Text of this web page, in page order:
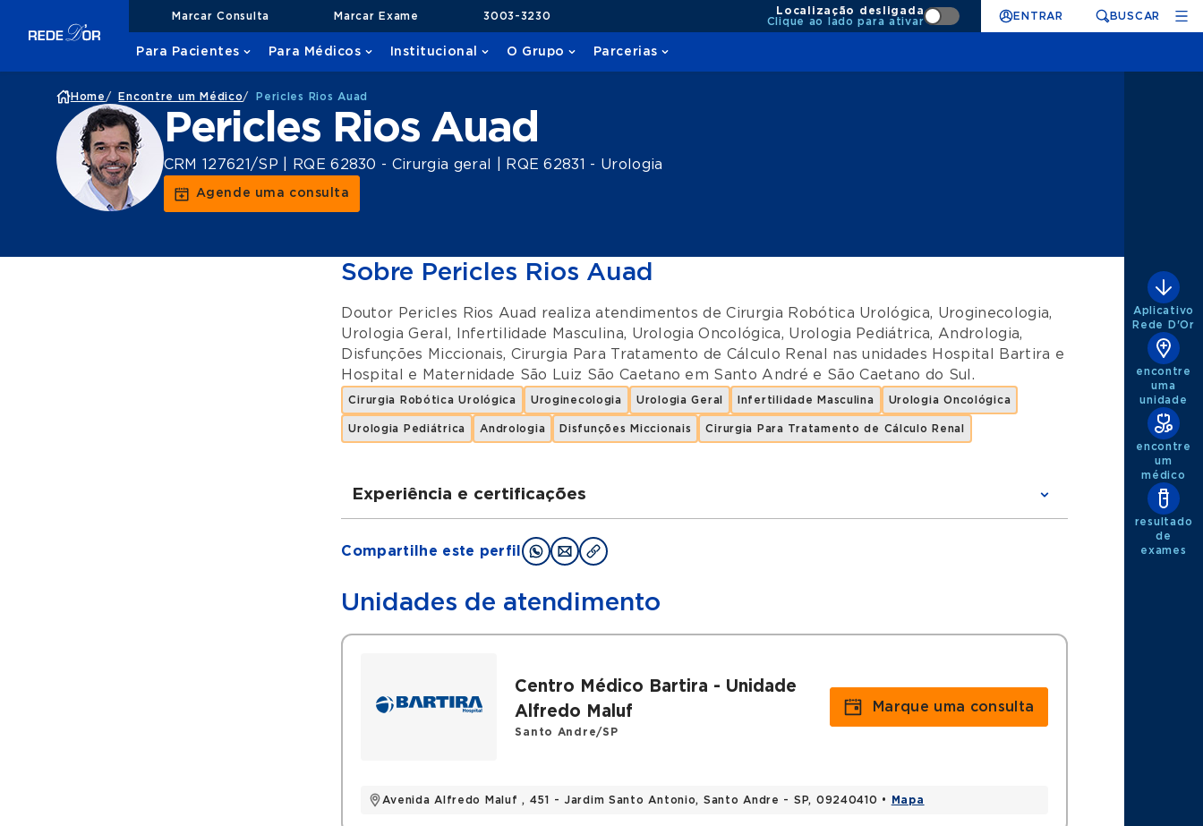
Marcar Consulta Marcar Exame 3003-3230
Localização desligada
Clique ao lado para ativar
ENTRAR BUSCAR
Para Pacientes Para Médicos Institucional O Grupo Parcerias
Home / Encontre um Médico/ Pericles Rios Auad
Pericles Rios Auad
CRM 127621/SP | RQE 62830 - Cirurgia geral | RQE 62831 - Urologia
Agende uma consulta
Sobre Pericles Rios Auad
Doutor Pericles Rios Auad realiza atendimentos deCirurgia Robótica Urológica, Uroginecologia,
Urologia Geral , Infertilidade Masculina, Urologia Oncológica, Urologia Pediátrica, Andrologia,
Disfunções Miccionais, Cirurgia Para Tratamento de Cálculo Renal nas unidades Hospital Bartira e
Hospital e Maternidade São Luiz São Caetano em Santo André e São Caetano do Sul .
Cirurgia Robótica Urológica Uroginecologia Urologia Geral Infertilidade Masculina Urologia Oncológica
Urologia Pediátrica Andrologia Disfunções Miccionais Cirurgia Para Tratamento de Cálculo Renal
Experiência e certificações
Graduações
Urologista adjunto do Instituto do câncer Dr. Arnaldo Vieira de Carvalho (ICAVC)
Filiações
Histórico
urologista Hospital Moriah 2018-2020
Compartilhe este perfil
Unidades de atendimento
Centro Médico Bartira - Unidade
Alfredo Maluf
Santo Andre/SP
Avenida Alfredo Maluf , 451 - Jardim Santo Antonio, Santo Andre - SP, 09240410 • Mapa
Marque uma consulta
Aplicativo
Rede D'Or
encontre
uma
unidade
encontre
um
médico
resultado
de
exames